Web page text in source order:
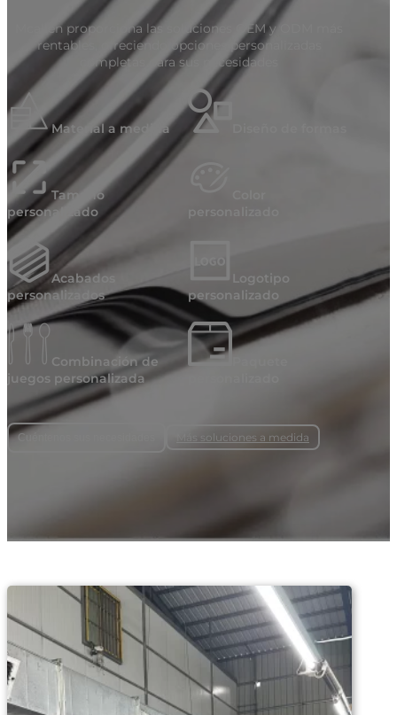
Mcallen proporciona las soluciones OEM y ODM más
rentables, ofreciendo opciones personalizadas
completas para sus necesidades
Material a medida
Tamaño
personalizado
Acabados
personalizados
Logotipo
personalizado
Combinación de
juegos personalizada
Cuéntenos sus necesidades Más soluciones a medida